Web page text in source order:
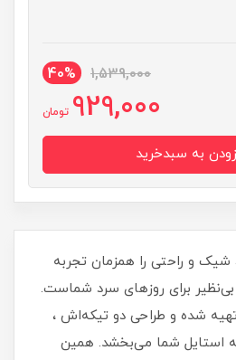
1,539,000
40%
929,000 تومان
و راحتی را همزمان تجربه
بی‌نظیر برای روزهای سرد شماست.
شده و طراحی دو تیکه‌اش ،
استایل شما می‌بخشد. همین